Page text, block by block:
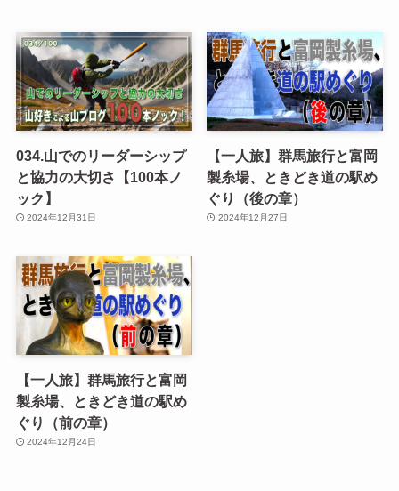
034.山でのリーダーシップ
と協力の大切さ【100本ノ
ック】
2024年12月31日
【一人旅】群馬旅行と富岡
製糸場、ときどき道の駅め
ぐり（後の章）
2024年12月27日
【一人旅】群馬旅行と富岡
製糸場、ときどき道の駅め
ぐり（前の章）
2024年12月24日